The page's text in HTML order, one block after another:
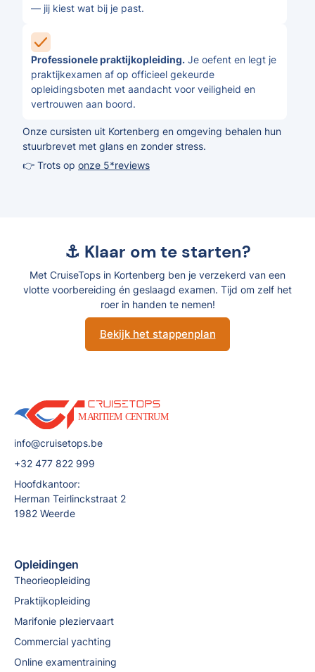
— jij kiest wat bij je past.
Professionele praktijkopleiding. Je oefent en legt je
praktijkexamen af op officieel gekeurde
opleidingsboten met aandacht voor veiligheid en
vertrouwen aan boord.
Onze cursisten uit Kortenberg en omgeving behalen hun
stuurbrevet met glans en zonder stress.
👉 Trots op onze 5*reviews
⚓ Klaar om te starten?
Met CruiseTops in Kortenberg ben je verzekerd van een
vlotte voorbereiding én geslaagd examen. Tijd om zelf het
roer in handen te nemen!
Bekijk het stappenplan
info@cruisetops.be
+32 477 822 999
Hoofdkantoor:
Herman Teirlinckstraat 2
1982 Weerde
Opleidingen
Theorieopleiding
Praktijkopleiding
Marifonie pleziervaart
Commercial yachting
Online examentraining